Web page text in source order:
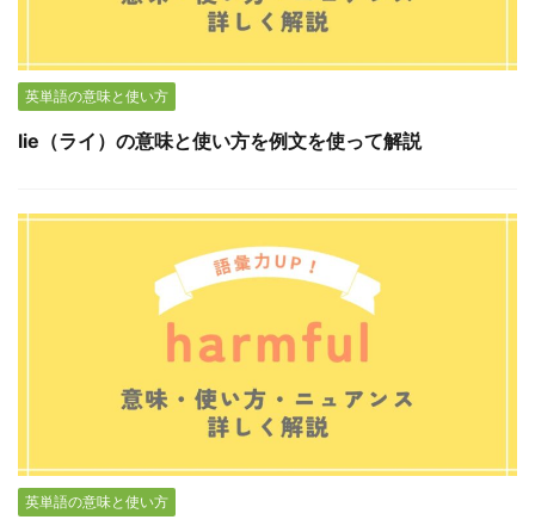
英単語の意味と使い方
lie（ライ）の意味と使い方を例文を使って解説
英単語の意味と使い方